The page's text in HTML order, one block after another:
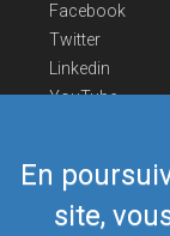
En
site,
Facebook
Twitter
Linkedin
YouTube
Nous
Téléphone